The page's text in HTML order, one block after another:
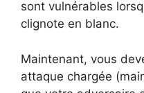
sont vulnérables
clignote en blanc.
Maintenant, vous
attaque chargée